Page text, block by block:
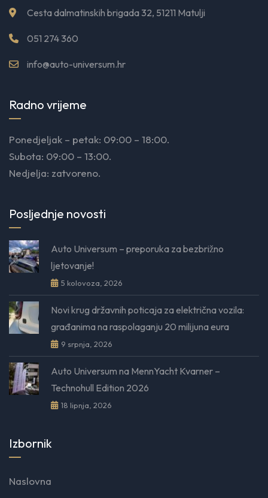
Cesta dalmatinskih brigada 32, 51211 Matulji
051 274 360
info@auto-universum.hr
Radno vrijeme
Ponedjeljak – petak: 09:00 – 18:00.
Subota: 09:00 – 13:00.
Nedjelja: zatvoreno.
Posljednje novosti
Auto Universum – preporuka za bezbrižno
ljetovanje!
5 kolovoza, 2026
Novi krug državnih poticaja za električna vozila:
građanima na raspolaganju 20 milijuna eura
9 srpnja, 2026
Auto Universum na MennYacht Kvarner –
Technohull Edition 2026
18 lipnja, 2026
Izbornik
Naslovna